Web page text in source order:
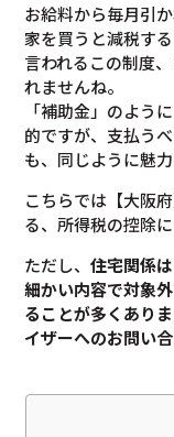
お給料から毎月引
家を買うと減税す
言われるこの制度
れませんね。
「補助金」のよう
的ですが、支払う
も、同じように魅
こちらでは【大阪
る、所得税の控除
ただし、住宅関係
細かい内容で対象
ることが多くあり
イザーへのお問い